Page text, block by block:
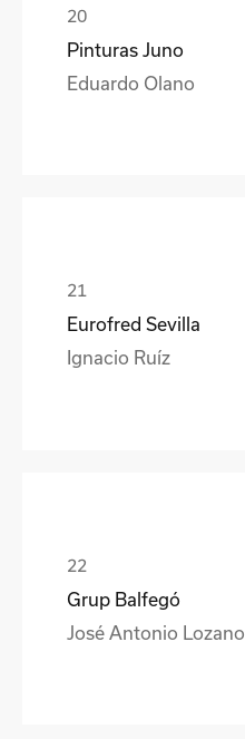
Pinturas Juno
Eduardo Olano
Eurofred Sevilla
Ignacio Ruíz
Grup Balfegó
José Antonio Lozano